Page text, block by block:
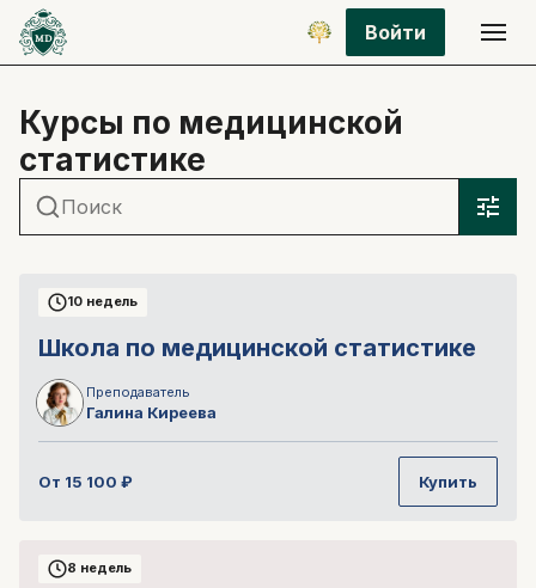
Войти
Курсы по медицинской
статистике
10 недель
Школа по медицинской статистике
Преподаватель
Галина Киреева
От 15 100 ₽ Купить
8 недель